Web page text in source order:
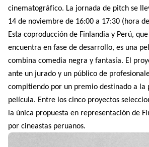
cinematográfico. La jornada de pitch se
14 de noviembre de 16:00 a 17:30 (hora
Esta coproducción de Finlandia y Perú,
encuentra en fase de desarrollo, es una
combina comedia negra y fantasía. El
ante un jurado y un público de
compitiendo por un premio destinado a la
película. Entre los cinco proyectos
la única propuesta en representación de
por cineastas peruanos.